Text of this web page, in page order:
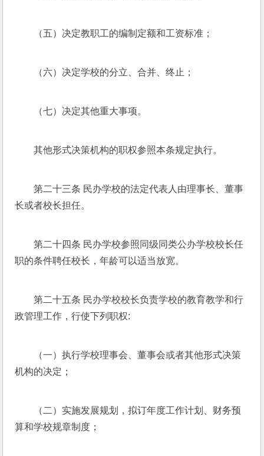
（五）决定教职工的编制定额和工资标准；
（六）决定学校的分立、合并、终止；
（七）决定其他重大事项。
其他形式决策机构的职权参照本条规定执行。
第二十三条 民办学校的法定代表人由理事长、董事
长或者校长担任。
第二十四条 民办学校参照同级同类公办学校校长任
职的条件聘任校长，年龄可以适当放宽。
第二十五条 民办学校校长负责学校的教育教学和行
政管理工作，行使下列职权:
（一）执行学校理事会、董事会或者其他形式决策
机构的决定；
（二）实施发展规划，拟订年度工作计划、财务预
算和学校规章制度；